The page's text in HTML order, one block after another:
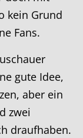
kein Grund
Fans.
gute Idee,
aber ein
zwei
draufhaben.